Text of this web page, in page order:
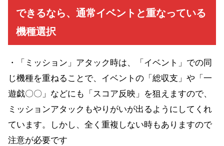
できるなら、通常イベントと重なっている
機種選択
・「ミッション」アタック時は、「イベント」での同
じ機種を重ねることで、イベントの「総収支」や「一
遊戯〇〇」などにも「スコア反映」を狙えますので、
ミッションアタックもやりがいが出るようにしてくれ
ています。しかし、全く重複しない時もありますので
注意が必要です